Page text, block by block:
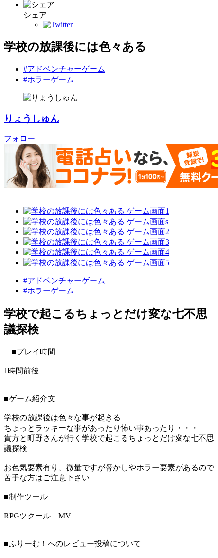
シェア
学校の放課後には色々ある
#アドベンチャーゲーム
#ホラーゲーム
りょうしゅん
フォロー
#アドベンチャーゲーム
#ホラーゲーム
学校で起こるちょっとだけ変な七不思
議探検
■プレイ時間
1時間前後
■ゲーム紹介文
学校の放課後は色々な事が起きる
ちょっとラッキーな事があったり怖い事あったり・・・
貴方と町野さんが行く学校で起こるちょっとだけ変な七不思
議探検
お色気要素有り、微量ですが脅かしやホラー要素があるので
苦手な方はご注意下さい
■制作ツール
RPGツクール MV
■ふりーむ！へのレビュー投稿について